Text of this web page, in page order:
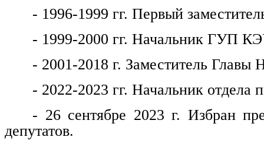
- 1996-1999 гг. Первый
- 1999-2000 гг. Начальник ГУП
- 2001-2018 г. Заместитель Главы
- 2022-2023 гг. Начальник
- 26 сентябре 2023 г. Избран
депутатов.